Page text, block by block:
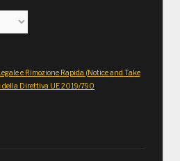
e Rimozione Rapida (Notice and Take
della Direttiva UE 2019/790